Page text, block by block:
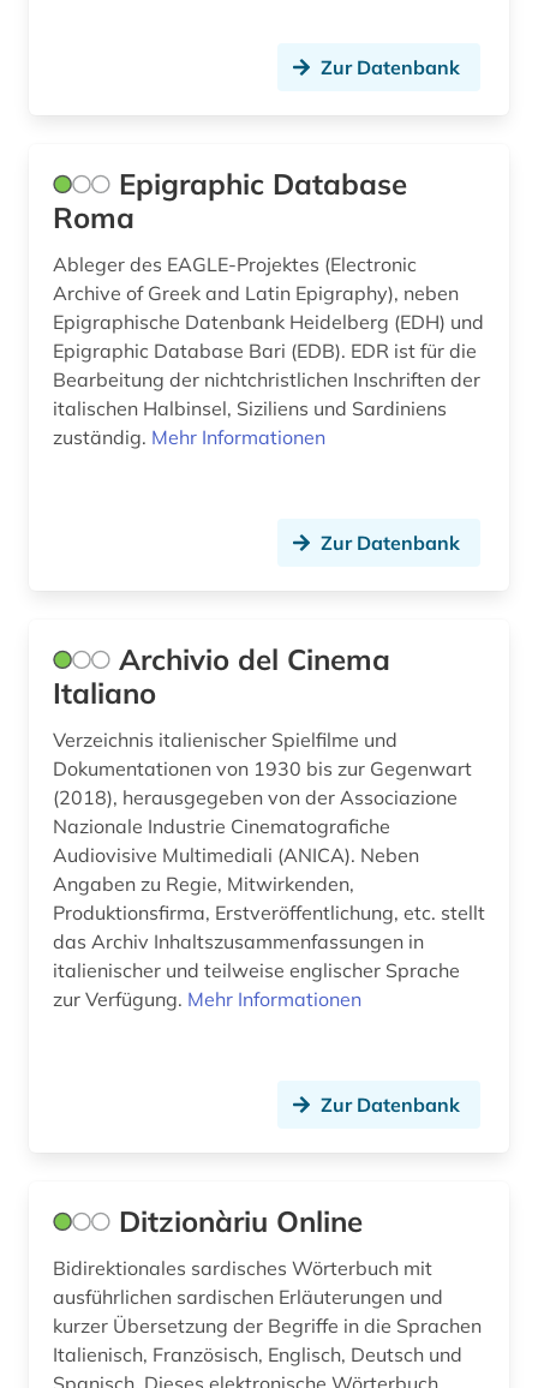
somalia (1)
spanisch (2)
sprachatlas (3)
sprache (2)
sprachgeografie (1)
sprachwissenschaft (10)
staatliche kunsthalle karlsruhe (1)
stadtplan (1)
statistik (2)
stiftskirche (1)
synonym (1)
südosteuropa (1)
südtirol (2)
templerorden (2)
tirol (1)
todesanzeige (1)
topographie (1)
topographische karte (1)
Zur Datenbank
Epigraphic Database
Roma
Ableger des EAGLE-Projektes (Electronic
Archive of Greek and Latin Epigraphy), neben
Epigraphische Datenbank Heidelberg (EDH) und
Epigraphic Database Bari (EDB). EDR ist für die
Bearbeitung der nichtchristlichen In­schriften der
italischen Halbinsel, Siziliens und Sardiniens
zuständig. Mehr Informationen
Zur Datenbank
Archivio del Cinema
Italiano
Verzeichnis italienischer Spielfilme und
Dokumentationen von 1930 bis zur Gegenwart
(2018), herausgegeben von der Associazione
Nazionale Industrie Cinematografiche
Audiovisive Multimediali (ANICA). Neben
Angaben zu Regie, Mitwirkenden,
Produktionsfirma, Erstveröffentlichung, etc. stellt
das Archiv Inhaltszusammenfassungen in
italienischer und teilweise englischer Sprache
zur Verfügung. Mehr Informationen
Zur Datenbank
Ditzionàriu Online
Bidirektionales sardisches Wörterbuch mit
ausführlichen sardischen Erläuterungen und
kurzer Übersetzung der Begriffe in die Sprachen
Italienisch, Französisch, Englisch, Deutsch und